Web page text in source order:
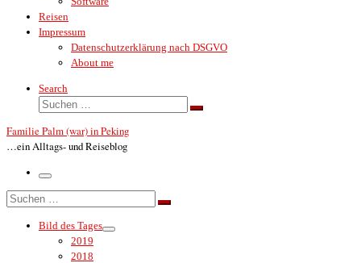
Reisen
Impressum
Datenschutzerklärung nach DSGVO
About me
Search
Suche
Suchen …
Familie Palm (war) in Peking
…ein Alltags- und Reiseblog
Menü
Suche
Suchen …
Bild des Tages
2019
2018